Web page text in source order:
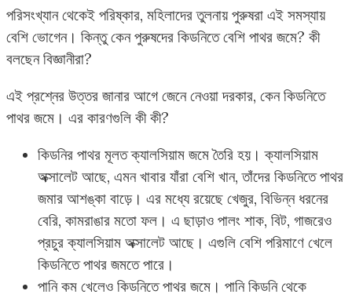
পরিসংখ্যান থেকেই পরিষ্কার, মহিলাদের তুলনায় পুরুষরা এই সমস্যায়
বেশি ভোগেন। কিন্তু কেন পুরুষদের কিডনিতে বেশি পাথর জমে? কী
বলছেন বিজ্ঞানীরা?
এই প্রশ্নের উত্তর জানার আগে জেনে নেওয়া দরকার, কেন কিডনিতে
পাথর জমে। এর কারণগুলি কী কী?
কিডনির পাথর মূলত ক্যালসিয়াম জমে তৈরি হয়। ক্যালসিয়াম
অক্সালেট আছে, এমন খাবার যাঁরা বেশি খান, তাঁদের কিডনিতে পাথর
জমার আশঙ্কা বাড়ে। এর মধ্যে রয়েছে খেজুর, বিভিন্ন ধরনের
বেরি, কামরাঙার মতো ফল। এ ছাড়াও পালং শাক, বিট, গাজরেও
প্রচুর ক্যালসিয়াম অক্সালেট আছে। এগুলি বেশি পরিমাণে খেলে
কিডনিতে পাথর জমতে পারে।
পানি কম খেলেও কিডনিতে পাথর জমে। পানি কিডনি থেকে